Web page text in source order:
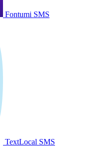
Fontumi SMS
TextLocal SMS